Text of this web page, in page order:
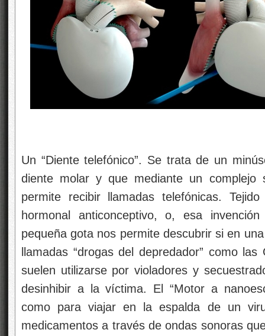
Un “Diente telefónico”. Se trata de un
diente molar y que mediante un complejo
permite recibir llamadas telefónicas.
hormonal anticonceptivo, o, esa
pequeña gota nos permite descubrir si en
llamadas “drogas del depredador” como
suelen utilizarse por violadores y
desinhibir a la víctima. El “Motor a
como para viajar en la espalda de un
medicamentos a través de ondas sonoras